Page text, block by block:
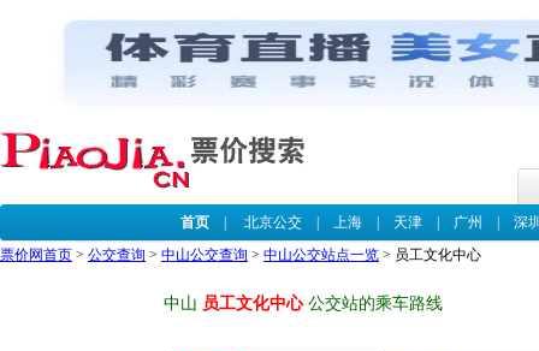
首页| 北京公交| 上海| 天津| 广州
深
票价网首页 > 公交查询 > 中山公交查询 > 中山公交站点一览 > 员工文化中心
中山 员工文化中心公交站的乘车路线